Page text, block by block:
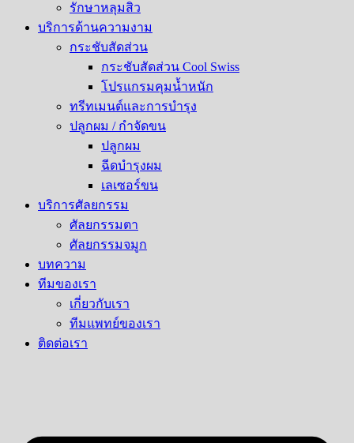
รักษาหลุมสิว​
บริการด้านความงาม
กระชับสัดส่วน
กระชับสัดส่วน Cool Swiss
โปรแกรมคุมน้ำหนัก
ทรีทเมนต์และการบำรุง
ปลูกผม / กำจัดขน
ปลูกผม
ฉีดบำรุงผม
เลเซอร์ขน
บริการศัลยกรรม
ศัลยกรรมตา
ศัลยกรรมจมูก
บทความ
ทีมของเรา
เกี่ยวกับเรา
ทีมแพทย์ของเรา
ติดต่อเรา